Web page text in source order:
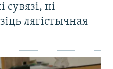
сувязі, ні
лягістычная